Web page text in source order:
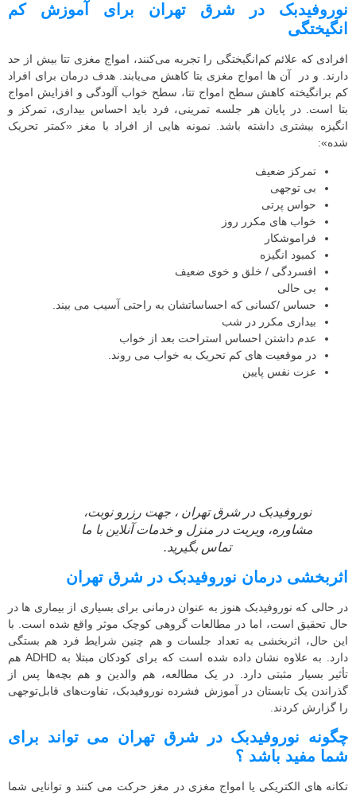
نوروفیدبک در شرق تهران برای آموزش کم
انگیختگی
افرادی که علائم کم‌انگیختگی را تجربه می‌کنند، امواج مغزی تتا بیش از حد
دارند. و در آن ها امواج مغزی بتا کاهش می‌یابند. هدف درمان برای افراد
کم برانگیخته کاهش سطح امواج تتا، سطح خواب آلودگی و افزایش امواج
بتا است. در پایان هر جلسه تمرینی، فرد باید احساس بیداری، تمرکز و
انگیزه بیشتری داشته باشد. نمونه هایی از افراد با مغز «کمتر تحریک
شده»:
تمرکز ضعیف
بی توجهی
حواس پرتی
خواب های مکرر روز
فراموشکار
کمبود انگیزه
افسردگی / خلق و خوی ضعیف
بی حالی
حساس /کسانی که احساساتشان به راحتی آسیب می بیند.
بیداری مکرر در شب
عدم داشتن احساس استراحت بعد از خواب
در موقعیت های کم تحریک به خواب می روند.
عزت نفس پایین
نوروفیدبک در شرق تهران ، جهت رزرو نوبت،
مشاوره، ویریت در منزل و خدمات آنلاین با ما
تماس بگیرید.
اثربخشی درمان نوروفیدبک در شرق تهران
در حالی که نوروفیدبک هنوز به عنوان درمانی برای بسیاری از بیماری ها در
حال تحقیق است، اما در مطالعات گروهی کوچک موثر واقع شده است. با
این حال، اثربخشی به تعداد جلسات و هم چنین شرایط فرد هم بستگی
دارد. به علاوه نشان داده شده است که برای کودکان مبتلا به ADHD هم
تأثیر بسیار مثبتی دارد. در یک مطالعه، هم والدین و هم بچه‌ها پس از
گذراندن یک تابستان در آموزش فشرده نوروفیدبک، تفاوت‌های قابل‌توجهی
را گزارش کردند.
چگونه نوروفیدبک در شرق تهران می تواند برای
شما مفید باشد ؟
تکانه های الکتریکی یا امواج مغزی در مغز حرکت می کنند و توانایی شما